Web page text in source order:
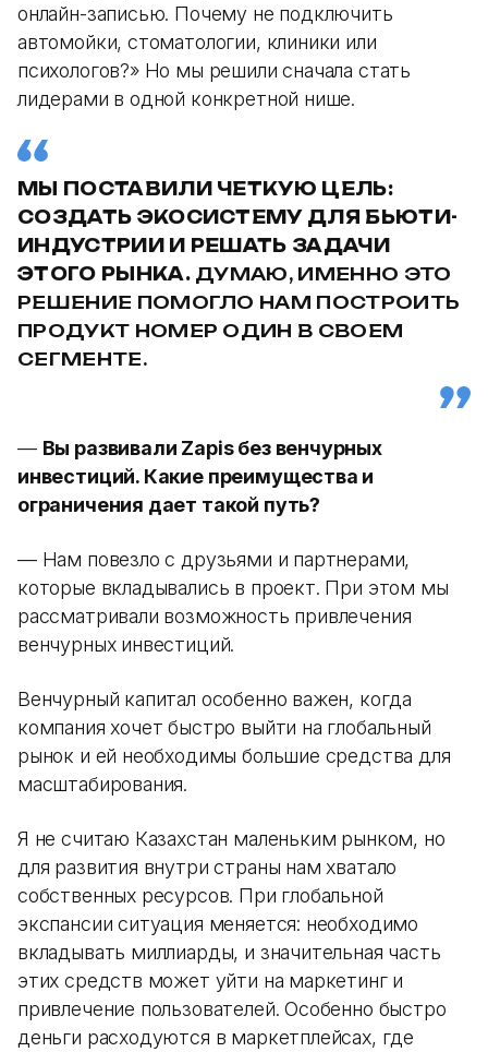
онлайн-записью. Почему не подключить
автомойки, стоматологии, клиники или
психологов?» Но мы решили сначала стать
лидерами в одной конкретной нише.
МЫ ПОСТАВИЛИ ЧЕТКУЮ ЦЕЛЬ:
СОЗДАТЬ ЭКОСИСТЕМУ ДЛЯ БЬЮТИ-
ИНДУСТРИИ И РЕШАТЬ ЗАДАЧИ
ЭТОГО РЫНКА. ДУМАЮ, ИМЕННО ЭТО
РЕШЕНИЕ ПОМОГЛО НАМ ПОСТРОИТЬ
ПРОДУКТ НОМЕР ОДИН В СВОЕМ
СЕГМЕНТЕ.
— Вы развивали Zapis без венчурных
инвестиций. Какие преимущества и
ограничения дает такой путь?
— Нам повезло с друзьями и партнерами,
которые вкладывались в проект. При этом мы
рассматривали возможность привлечения
венчурных инвестиций.
Венчурный капитал особенно важен, когда
компания хочет быстро выйти на глобальный
рынок и ей необходимы большие средства для
масштабирования.
Я не считаю Казахстан маленьким рынком, но
для развития внутри страны нам хватало
собственных ресурсов. При глобальной
экспансии ситуация меняется: необходимо
вкладывать миллиарды, и значительная часть
этих средств может уйти на маркетинг и
привлечение пользователей. Особенно быстро
деньги расходуются в маркетплейсах, где